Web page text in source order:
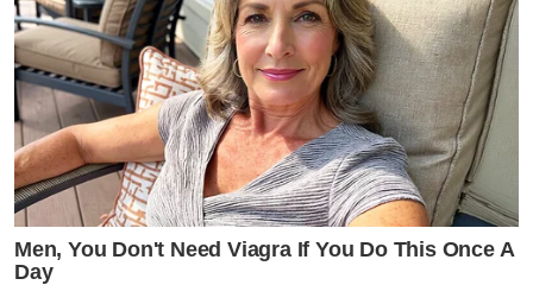
Men, You Don't Need Viagra If You Do This Once A
Day